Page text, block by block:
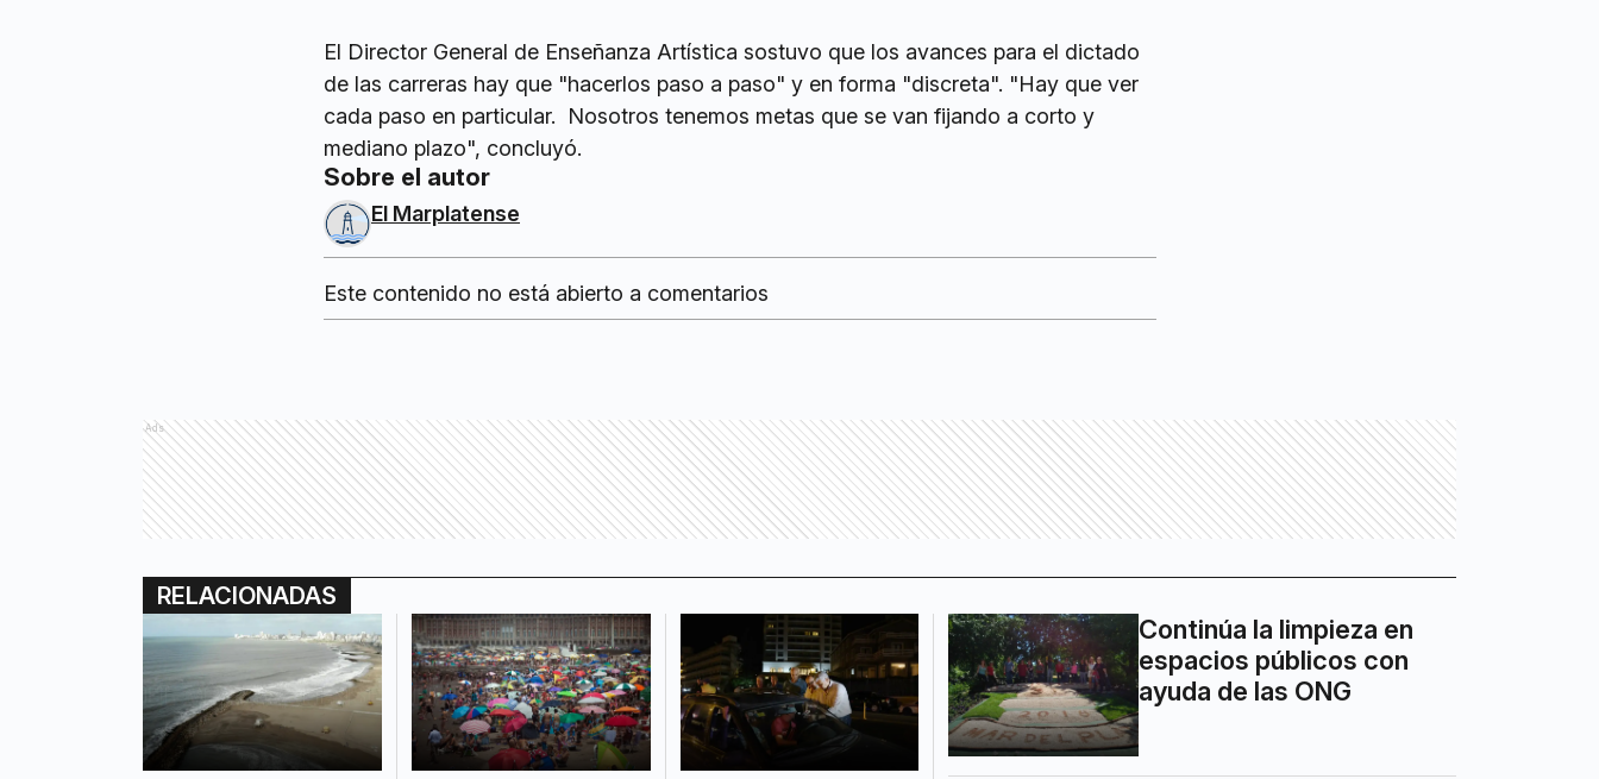
El Director General de Enseñanza Artística sostuvo que los avances para el dictado
de las carreras hay que "hacerlos paso a paso" y en forma "discreta". "Hay que ver
cada paso en particular. Nosotros tenemos metas que se van fijando a corto y
mediano plazo", concluyó.
Sobre el autor
El Marplatense
Este contenido no está abierto a comentarios
Ads
RELACIONADAS
Continúa la limpieza en
espacios públicos con
ayuda de las ONG